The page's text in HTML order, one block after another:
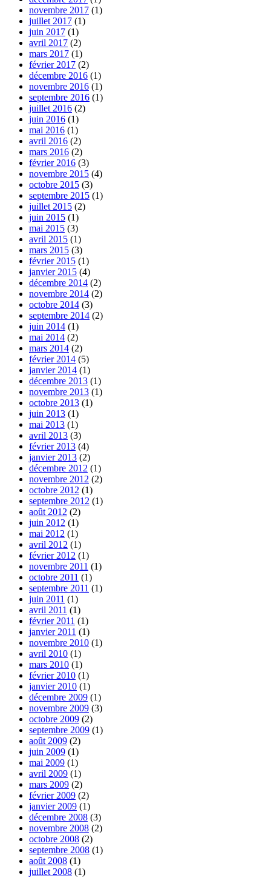
novembre 2017 (1)
juillet 2017 (1)
juin 2017 (1)
avril 2017 (2)
mars 2017 (1)
février 2017 (2)
décembre 2016 (1)
novembre 2016 (1)
septembre 2016 (1)
juillet 2016 (2)
juin 2016 (1)
mai 2016 (1)
avril 2016 (2)
mars 2016 (2)
février 2016 (3)
novembre 2015 (4)
octobre 2015 (3)
septembre 2015 (1)
juillet 2015 (2)
juin 2015 (1)
mai 2015 (3)
avril 2015 (1)
mars 2015 (3)
février 2015 (1)
janvier 2015 (4)
décembre 2014 (2)
novembre 2014 (2)
octobre 2014 (3)
septembre 2014 (2)
juin 2014 (1)
mai 2014 (2)
mars 2014 (2)
février 2014 (5)
janvier 2014 (1)
décembre 2013 (1)
novembre 2013 (1)
octobre 2013 (1)
juin 2013 (1)
mai 2013 (1)
avril 2013 (3)
février 2013 (4)
janvier 2013 (2)
décembre 2012 (1)
novembre 2012 (2)
octobre 2012 (1)
septembre 2012 (1)
août 2012 (2)
juin 2012 (1)
mai 2012 (1)
avril 2012 (1)
février 2012 (1)
novembre 2011 (1)
octobre 2011 (1)
septembre 2011 (1)
juin 2011 (1)
avril 2011 (1)
février 2011 (1)
janvier 2011 (1)
novembre 2010 (1)
avril 2010 (1)
mars 2010 (1)
février 2010 (1)
janvier 2010 (1)
décembre 2009 (1)
novembre 2009 (3)
octobre 2009 (2)
septembre 2009 (1)
août 2009 (2)
juin 2009 (1)
mai 2009 (1)
avril 2009 (1)
mars 2009 (2)
février 2009 (2)
janvier 2009 (1)
décembre 2008 (3)
novembre 2008 (2)
octobre 2008 (2)
septembre 2008 (1)
août 2008 (1)
juillet 2008 (1)